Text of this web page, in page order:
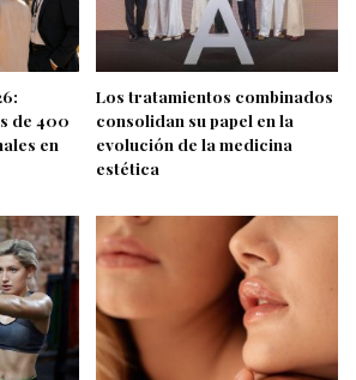
de 400
en
Los tratamientos combinados
consolidan su papel en la
evolución de la medicina
estética